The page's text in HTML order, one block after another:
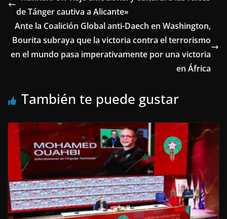
de Tánger cautiva a Alicante»
Ante la Coalición Global anti-Daech en Washington,
Bourita subraya que la victoria contra el terrorismo
en el mundo pasa imperativamente por una victoria
en África
También te puede gustar